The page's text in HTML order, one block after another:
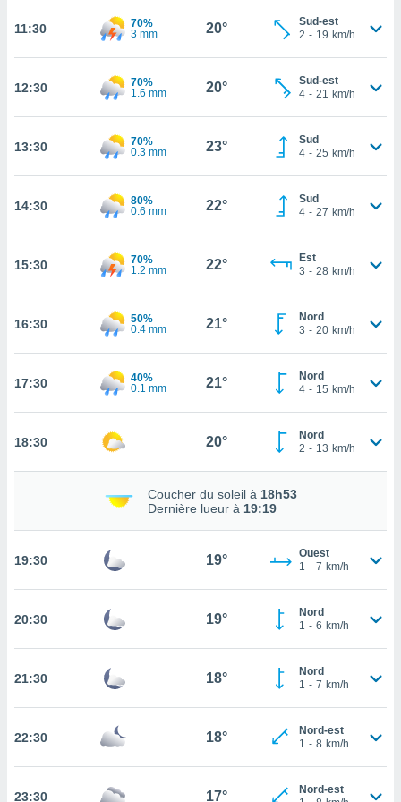
de
votre
en
des
au
web.
de
la
11:30
70%
3 mm
20°
Sud-est
2 - 19 km/h
12:30
70%
1.6 mm
20°
Sud-est
4 - 21 km/h
13:30
70%
0.3 mm
23°
Sud
4 - 25 km/h
14:30
80%
0.6 mm
22°
Sud
4 - 27 km/h
15:30
70%
1.2 mm
22°
Est
3 - 28 km/h
16:30
50%
0.4 mm
21°
Nord
3 - 20 km/h
17:30
40%
0.1 mm
21°
Nord
4 - 15 km/h
18:30 20°
Nord
2 - 13 km/h
Coucher du soleil à 18h53
Dernière lueur à 19:19
19:30 19°
Ouest
1 - 7 km/h
20:30 19°
Nord
1 - 6 km/h
21:30 18°
Nord
1 - 7 km/h
22:30 18°
Nord-est
1 - 8 km/h
23:30 17°
Nord-est